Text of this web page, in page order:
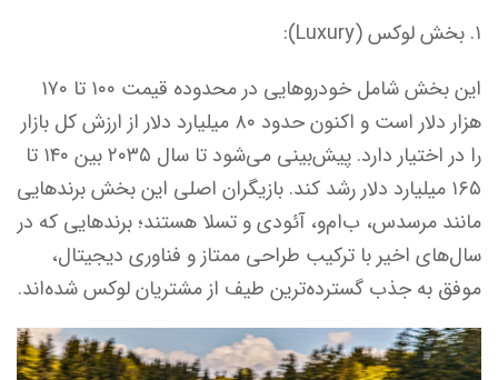
۱. بخش لوکس (Luxury):
این بخش شامل خودروهایی در محدوده قیمت ۱۰۰ تا ۱۷۰
هزار دلار است و اکنون حدود ۸۰ میلیارد دلار از ارزش کل بازار
را در اختیار دارد. پیش‌بینی می‌شود تا سال ۲۰۳۵ بین ۱۴۰ تا
۱۶۵ میلیارد دلار رشد کند. بازیگران اصلی این بخش برندهایی
مانند مرسدس، ب‌ام‌و، آئودی و تسلا هستند؛ برندهایی که در
سال‌های اخیر با ترکیب طراحی ممتاز و فناوری دیجیتال،
موفق به جذب گسترده‌ترین طیف از مشتریان لوکس شده‌اند.